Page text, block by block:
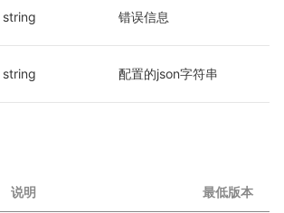
string 错误信息
string 配置的json字符串
说明 最低版本